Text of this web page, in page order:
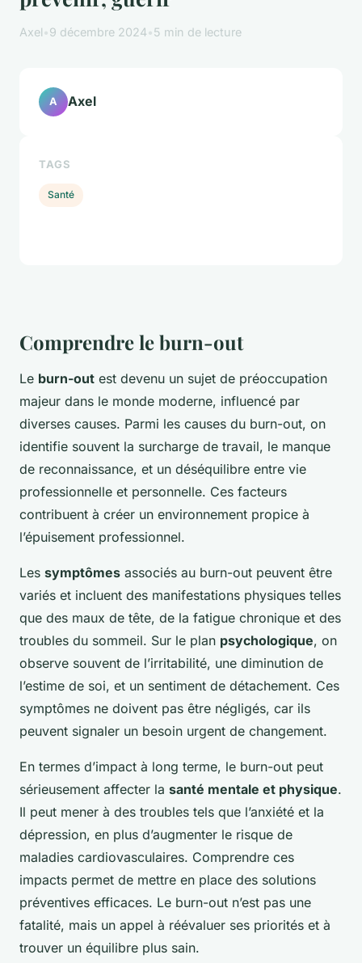
Axel•9 décembre 2024•5 min de lecture
Comprendre le burn-out
Le burn-out est devenu un sujet de préoccupation
majeur dans le monde moderne, influencé par
diverses causes. Parmi les causes du burn-out, on
identifie souvent la surcharge de travail, le manque
de reconnaissance, et un déséquilibre entre vie
professionnelle et personnelle. Ces facteurs
contribuent à créer un environnement propice à
l’épuisement professionnel.
Les symptômes associés au burn-out peuvent être
variés et incluent des manifestations physiques telles
que des maux de tête, de la fatigue chronique et des
troubles du sommeil. Sur le plan psychologique, on
observe souvent de l’irritabilité, une diminution de
l’estime de soi, et un sentiment de détachement. Ces
symptômes ne doivent pas être négligés, car ils
peuvent signaler un besoin urgent de changement.
En termes d’impact à long terme, le burn-out peut
sérieusement affecter la santé mentale et physique.
Il peut mener à des troubles tels que l’anxiété et la
dépression, en plus d’augmenter le risque de
maladies cardiovasculaires. Comprendre ces
impacts permet de mettre en place des solutions
préventives efficaces. Le burn-out n’est pas une
fatalité, mais un appel à réévaluer ses priorités et à
trouver un équilibre plus sain.
A Axel
TAGS
Santé